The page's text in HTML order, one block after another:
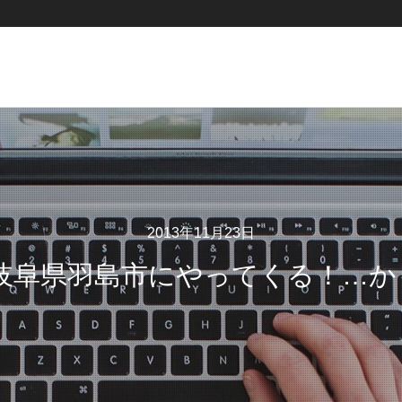
2013年11月23日
阜県羽島市にやってくる！…